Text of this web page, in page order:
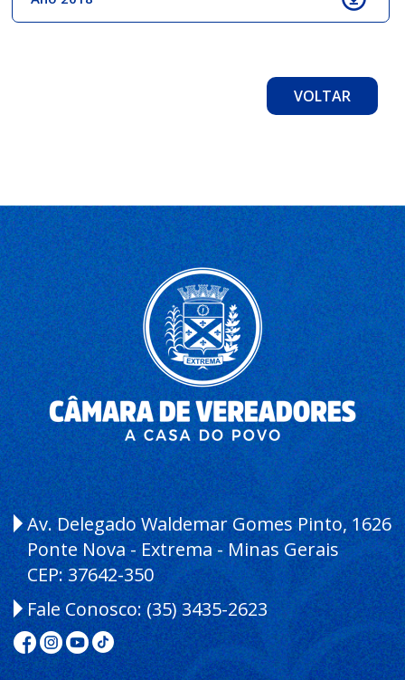
VOLTAR
Av. Delegado Waldemar Gomes Pinto, 1626
Ponte Nova - Extrema - Minas Gerais
CEP: 37642-350
Fale Conosco:(35) 3435-2623